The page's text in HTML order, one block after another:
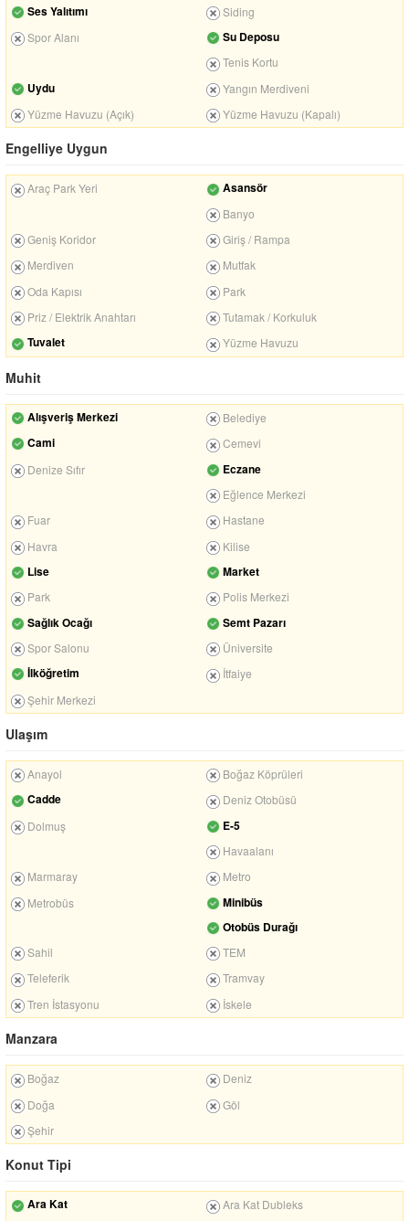
Ses Yalıtımı
Siding
Spor Alanı
Su Deposu
Tenis Kortu
Uydu
Yangın Merdiveni
Yüzme Havuzu (Açık)
Yüzme Havuzu (Kapalı)
Engelliye Uygun
Araç Park Yeri Asansör
Banyo
Geniş Koridor
Giriş / Rampa
Merdiven
Mutfak
Oda Kapısı
Park
Priz / Elektrik Anahtarı
Tutamak / Korkuluk
Tuvalet Yüzme Havuzu
Muhit
Alışveriş Merkezi Belediye
Cami
Cemevi
Denize Sıfır
Eczane
Eğlence Merkezi
Fuar
Hastane
Havra
Kilise
Lise Market
Park Polis Merkezi
Sağlık Ocağı Semt Pazarı
Spor Salonu Üniversite
İlköğretim
İtfaiye
Şehir Merkezi
Ulaşım
Anayol Boğaz Köprüleri
Cadde
Deniz Otobüsü
Dolmuş
E-5
Havaalanı
Marmaray
Metro
Metrobüs
Minibüs
Otobüs Durağı
Sahil
TEM
Teleferik
Tramvay
Tren İstasyonu
İskele
Manzara
Boğaz
Deniz
Doğa
Göl
Şehir
Konut Tipi
Ara Kat
Ara Kat Dubleks